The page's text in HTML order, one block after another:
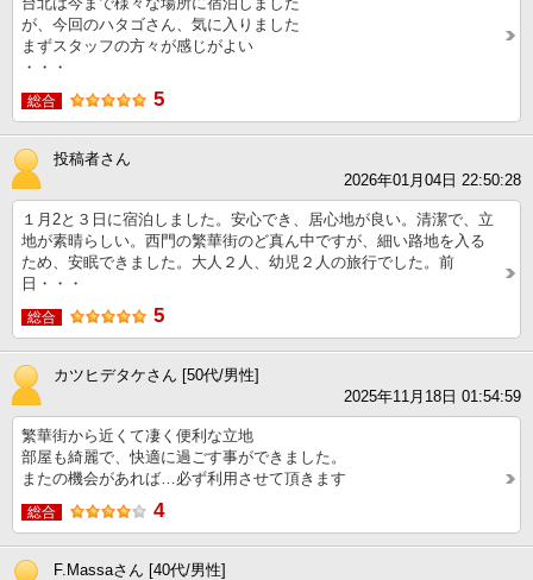
が、今回のハタゴさん、気に入りました
まずスタッフの方々が感じがよい
・・・
総合 5
投稿者さん
2026年01月04日 22:50:28
１月2と３日に宿泊しました。安心でき、居心地が良い。清潔で、立
地が素晴らしい。西門の繁華街のど真ん中ですが、細い路地を入る
ため、安眠できました。大人２人、幼児２人の旅行でした。前
日・・・
総合 5
カツヒデタケさん [50代/男性]
2025年11月18日 01:54:59
繁華街から近くて凄く便利な立地
部屋も綺麗で、快適に過ごす事ができました。
またの機会があれば…必ず利用させて頂きます
総合 4
F.Massaさん [40代/男性]